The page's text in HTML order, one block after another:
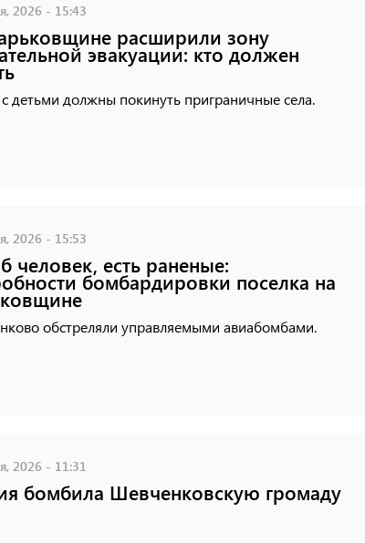
2026 - 15:43
расширили зону
эвакуации: кто должен
детьми должны покинуть приграничные села.
2026 - 15:53
человек, есть раненые:
бомбардировки поселка на
обстреляли управляемыми авиабомбами.
2026 - 11:31
бомбила Шевченковскую громаду